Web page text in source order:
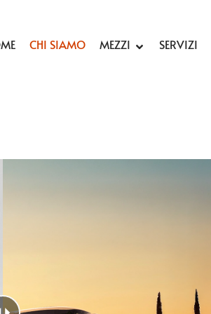
CHI SIAMO MEZZI SERVIZI